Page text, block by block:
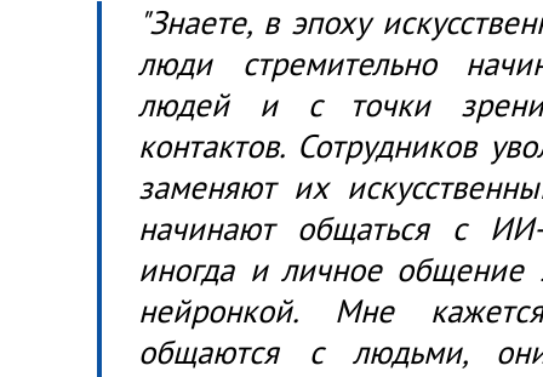
"Знаете, в эпоху
люди стремительно
людей и с точки
контактов. Сотрудников
заменяют их
начинают общаться с
иногда и личное
нейронкой. Мне
общаются с людьми,